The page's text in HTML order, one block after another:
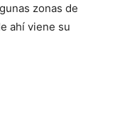
zonas de
ahí viene su